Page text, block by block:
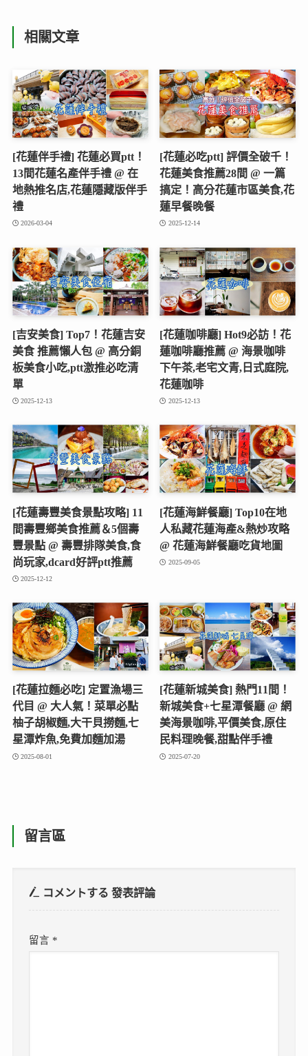
相關文章
[花蓮伴手禮] 花蓮必買ptt！
13間花蓮名產伴手禮 @ 在
地熱推名店,花蓮隱藏版伴手
禮
2026-03-04
[花蓮必吃ptt] 評價全破千！
花蓮美食推薦28間 @ 一篇
搞定！高分花蓮市區美食,花
蓮早餐晚餐
2025-12-14
[吉安美食] Top7！花蓮吉安
美食 推薦懶人包 @ 高分銅
板美食小吃,ptt激推必吃清
單
2025-12-13
[花蓮咖啡廳] Hot9必訪！花
蓮咖啡廳推薦 @ 海景咖啡
下午茶,老宅文青,日式庭院,
花蓮咖啡
2025-12-13
[花蓮壽豐美食景點攻略] 11
間壽豐鄉美食推薦＆5個壽
豐景點 @ 壽豐排隊美食,食
尚玩家,dcard好評ptt推薦
2025-12-12
[花蓮海鮮餐廳] Top10在地
人私藏花蓮海產&熱炒攻略
@ 花蓮海鮮餐廳吃貨地圖
2025-09-05
[花蓮拉麵必吃] 定置漁場三
代目 @ 大人氣！菜單必點
柚子胡椒麵,大干貝撈麵,七
星潭炸魚,免費加麵加湯
2025-08-01
[花蓮新城美食] 熱門11間！
新城美食+七星潭餐廳 @ 網
美海景咖啡,平價美食,原住
民料理晚餐,甜點伴手禮
2025-07-20
留言區
コメントする發表評論
留言 *